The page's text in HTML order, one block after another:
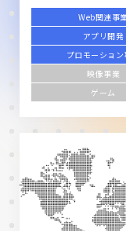
Web関連事
アプリ開発
プロモーション
映像事業
ゲーム